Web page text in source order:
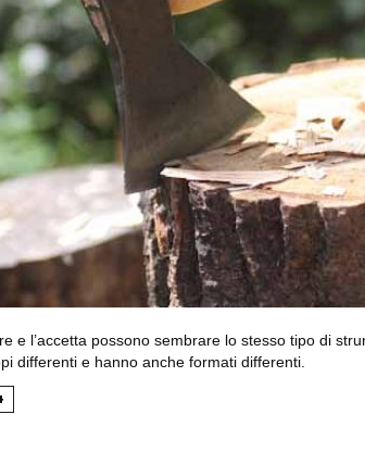
e l’accetta possono sembrare lo stesso tipo di
differenti e hanno anche formati differenti.